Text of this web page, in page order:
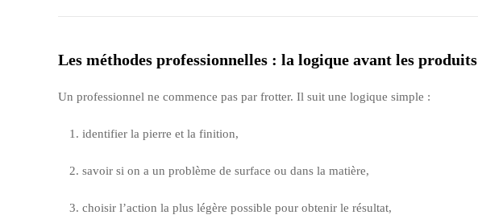
Les méthodes professionnelles : la logique avant les produits
Un professionnel ne commence pas par frotter. Il suit une logique simple :
identifier la pierre et la finition,
savoir si on a un problème de surface ou dans la matière,
choisir l’action la plus légère possible pour obtenir le résultat,